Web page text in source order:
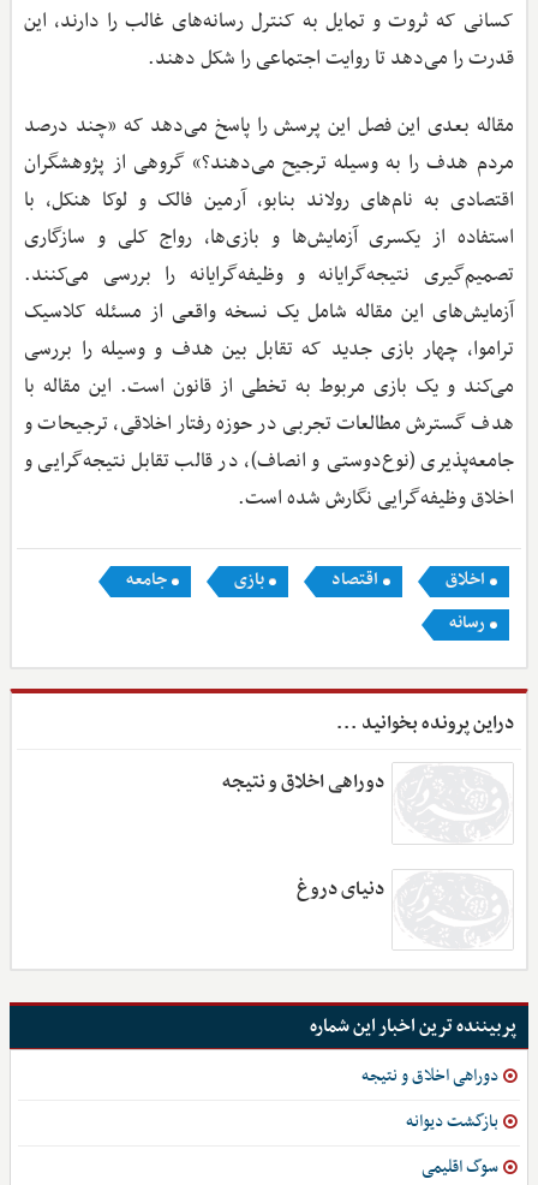
کسانی که ثروت و تمایل به کنترل رسانه‌های غالب را دارند، این
قدرت را می‌دهد تا روایت اجتماعی را شکل دهند.
مقاله بعدی این فصل این پرسش را پاسخ می‌دهد که «چند درصد
مردم هدف را به وسیله ترجیح می‌دهند؟» گروهی از پژوهشگران
اقتصادی به نام‌های رولاند بنابو، آرمین فالک و لوکا هنکل، با
استفاده از یکسری آزمایش‌ها و بازی‌ها، رواج کلی و سازگاری
تصمیم‌گیری نتیجه‌گرایانه و وظیفه‌گرایانه را بررسی می‌کنند.
آزمایش‌های این مقاله شامل یک نسخه واقعی از مسئله کلاسیک
تراموا، چهار بازی جدید که تقابل بین هدف و وسیله را بررسی
می‌کند و یک بازی مربوط به تخطی از قانون است. این مقاله با
هدف گسترش مطالعات تجربی در حوزه رفتار اخلاقی، ترجیحات و
جامعه‌پذیری (نوع‌دوستی و انصاف)، در قالب تقابل نتیجه‌گرایی و
اخلاق وظیفه‌گرایی نگارش شده است.
اخلاق اقتصاد بازی
جامعه
رسانه
دراین پرونده بخوانید ...
دوراهی اخلاق و نتیجه
دنیای دروغ
پربیننده ترین اخبار این شماره
دوراهی اخلاق و نتیجه
بازگشت دیوانه
سوگ اقلیمی